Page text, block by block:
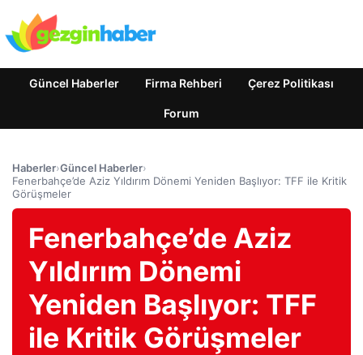
Güncel Haberler Firma Rehberi Çerez Politikası
Forum
Haberler›Güncel Haberler›
Fenerbahçe’de Aziz Yıldırım Dönemi Yeniden Başlıyor: TFF ile Kritik
Görüşmeler
Fenerbahçe’de Aziz
Yıldırım Dönemi
Yeniden Başlıyor: TFF
ile Kritik Görüşmeler